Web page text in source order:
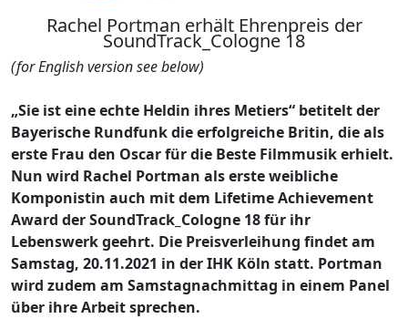
Rachel Portman erhält Ehrenpreis der
SoundTrack_Cologne 18
(for English version see below)
„Sie ist eine echte Heldin ihres Metiers“ betitelt der
Bayerische Rundfunk die erfolgreiche Britin, die als
erste Frau den Oscar für die Beste Filmmusik erhielt.
Nun wird Rachel Portman als erste weibliche
Komponistin auch mit dem Lifetime Achievement
Award der SoundTrack_Cologne 18 für ihr
Lebenswerk geehrt. Die Preisverleihung findet am
Samstag, 20.11.2021 in der IHK Köln statt. Portman
wird zudem am Samstagnachmittag in einem Panel
über ihre Arbeit sprechen.